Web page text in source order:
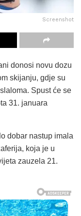
Screenshot
donosi novu dozu
skijanju, gdje su
Spust će se
31. januara
dobar nastup imala
koja je u
zauzela 21.